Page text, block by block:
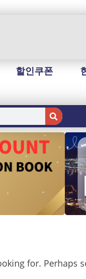
할인쿠폰
for. Perhaps